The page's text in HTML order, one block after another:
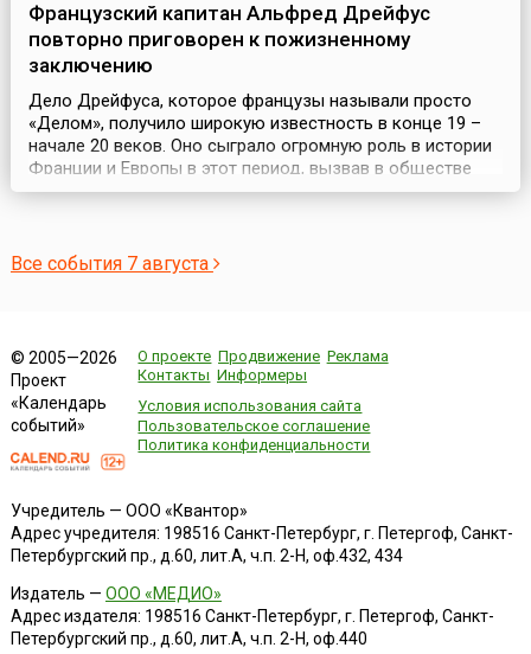
Французский капитан Альфред Дрейфус
повторно приговорен к пожизненному
заключению
Дело Дрейфуса, которое французы называли просто
«Делом», получило широкую известность в конце 19 –
начале 20 веков. Оно сыграло огромную роль в истории
Франции и Европы в этот период, вызвав в обществе
социальный конфликт (1896-1906).В 1894 году капитан
пожизненную каторгу. 5 января 1895 года после су...
Все события 7 августа
© 2005—2026
Проект
«Календарь
событий»
О проекте Продвижение Реклама
Контакты Информеры
Условия использования сайта
Пользовательское соглашение
Политика конфиденциальности
Учредитель — ООО «Квантор»
Адрес учредителя: 198516 Санкт-Петербург, г. Петергоф, Санкт-
Петербургский пр., д.60, лит.А, ч.п. 2-Н, оф.432, 434
Издатель — ООО «МЕДИО»
Адрес издателя: 198516 Санкт-Петербург, г. Петергоф, Санкт-
Петербургский пр., д.60, лит.А, ч.п. 2-Н, оф.440